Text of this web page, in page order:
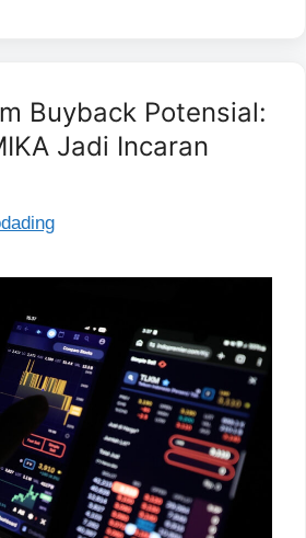
Buyback Potensial:
Jadi Incaran